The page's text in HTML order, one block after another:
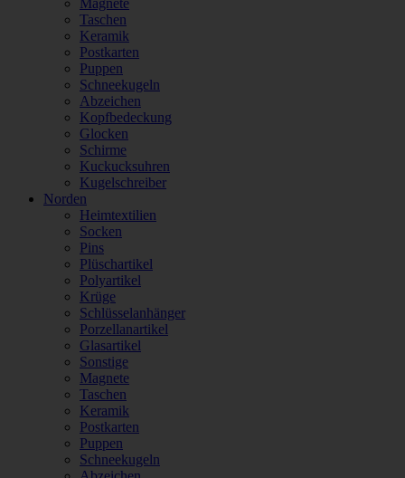
Magnete
Taschen
Keramik
Postkarten
Puppen
Schneekugeln
Abzeichen
Kopfbedeckung
Glocken
Schirme
Kuckucksuhren
Kugelschreiber
Norden
Heimtextilien
Socken
Pins
Plüschartikel
Polyartikel
Krüge
Schlüsselanhänger
Porzellanartikel
Glasartikel
Sonstige
Magnete
Taschen
Keramik
Postkarten
Puppen
Schneekugeln